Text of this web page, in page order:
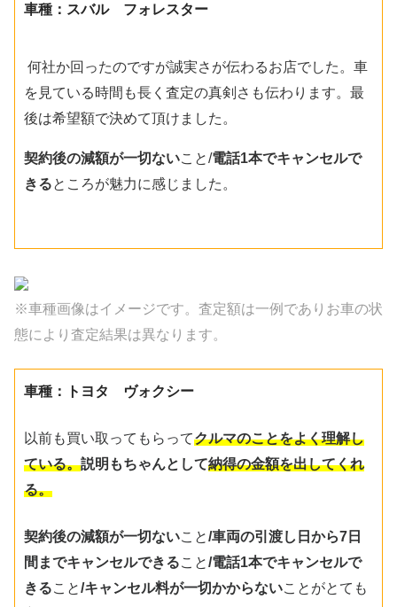
車種：スバル フォレスター
何社か回ったのですが誠実さが伝わるお店でした。 車
を見ている時間も長く査定の真剣さも伝わります。最
後は希望額で決めて頂けました。
契約後の減額が一切ないこと/電話1本でキャンセルで
きるところが魅力に感じました。
※車種画像はイメージです。査定額は一例でありお車の状
態により査定結果は異なります。
車種：トヨタ ヴォクシー
以前も買い取ってもらってクルマのことをよく理解し
ている。説明もちゃんとして納得の金額を出してくれ
る。
契約後の減額が一切ないこと/車両の引渡し日から7日
間までキャンセルできること/電話1本でキャンセルで
きること/キャンセル料が一切かからないことがとても